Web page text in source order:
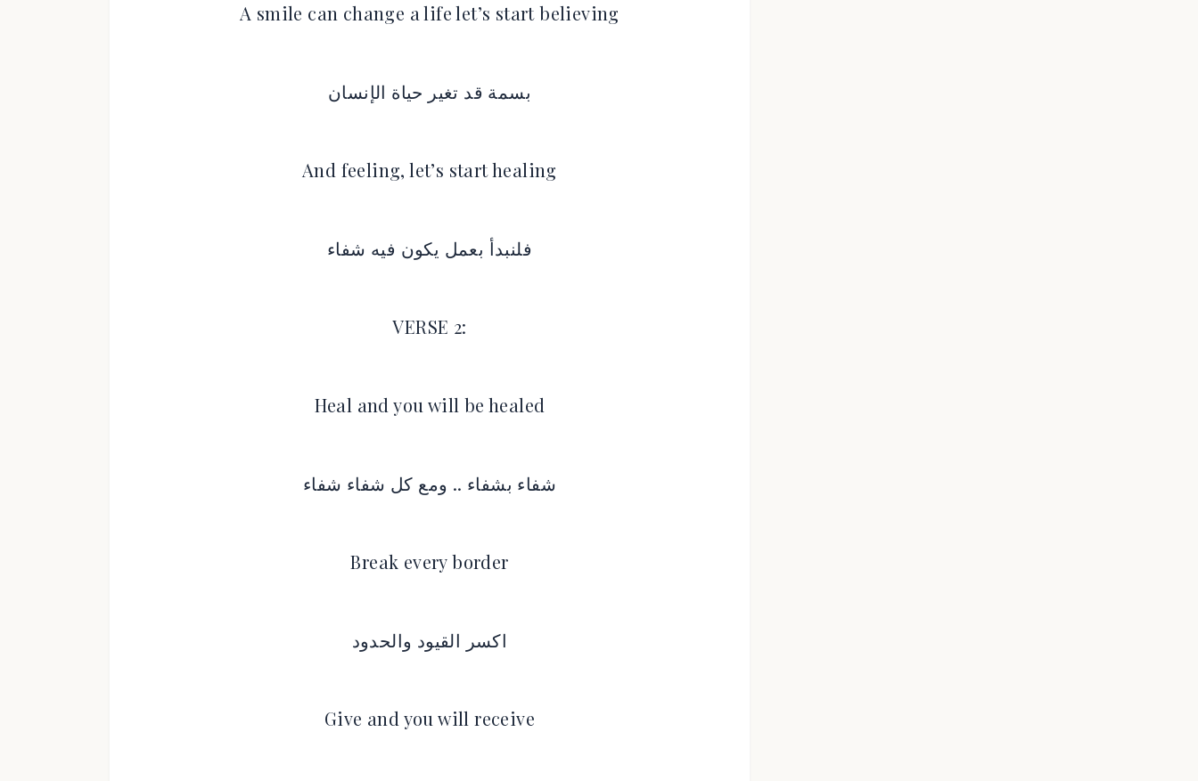
A smile can change a life let’s start believing
بسمة قد تغير حياة الإنسان
And feeling, let’s start healing
فلنبدأ بعمل يكون فيه شفاء
VERSE 2:
Heal and you will be healed
شفاء بشفاء .. ومع كل شفاء شفاء
Break every border
اكسر القيود والحدود
Give and you will receive